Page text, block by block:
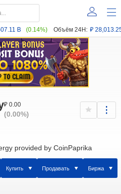
B (0.14%) Объём 24H: ₽
₽ 0.00
(0.00%)
provided by CoinPaprika
Купить Продавать Биржа